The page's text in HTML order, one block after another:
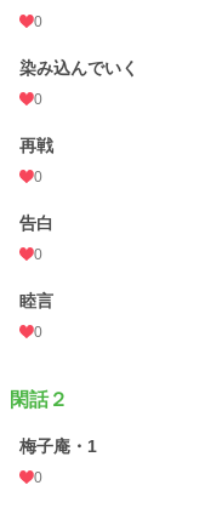
0
染み込んでいく
0
再戦
0
告白
0
睦言
0
閑話２
梅子庵・1
0